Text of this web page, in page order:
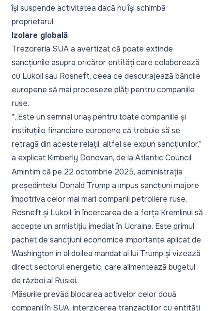
își suspende activitatea dacă nu își schimbă
proprietarul.
Izolare globală
Trezoreria SUA a avertizat că poate extinde
sancțiunile asupra oricăror entități care colaborează
cu Lukoil sau Rosneft, ceea ce descurajează băncile
europene să mai proceseze plăți pentru companiile
ruse.
*„Este un semnal uriaș pentru toate companiile și
instituțiile financiare europene că trebuie să se
retragă din aceste relații, altfel se expun sancțiunilor,”
a explicat Kimberly Donovan, de la Atlantic Council.
Amintim că pe 22 octombrie 2025, administrația
președintelui Donald Trump a impus sancțiuni majore
împotriva celor mai mari companii petroliere ruse,
Rosneft și Lukoil, în încercarea de a forța Kremlinul să
accepte un armistițiu imediat în Ucraina. Este primul
pachet de sancțiuni economice importante aplicat de
Washington în al doilea mandat al lui Trump și vizează
direct sectorul energetic, care alimentează bugetul
de război al Rusiei.
Măsurile prevăd blocarea activelor celor două
companii în SUA, interzicerea tranzacțiilor cu entități